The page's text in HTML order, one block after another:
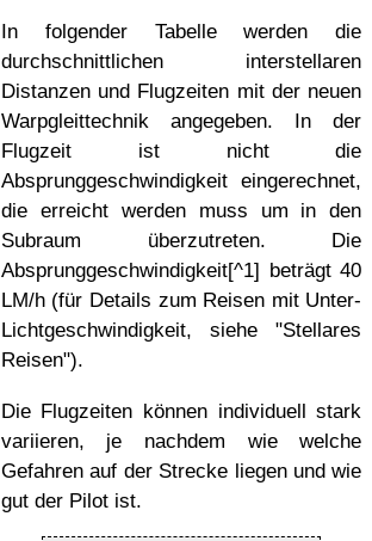
In folgender Tabelle werden die
durchschnittlichen interstellaren
Distanzen und Flugzeiten mit der neuen
Warpgleittechnik angegeben. In der
Flugzeit ist nicht die
Absprunggeschwindigkeit eingerechnet,
die erreicht werden muss um in den
Subraum überzutreten. Die
Absprunggeschwindigkeit[^1] beträgt 40
LM/h (für Details zum Reisen mit Unter-
Lichtgeschwindigkeit, siehe "Stellares
Reisen").
Die Flugzeiten können individuell stark
variieren, je nachdem wie welche
Gefahren auf der Strecke liegen und wie
gut der Pilot ist.